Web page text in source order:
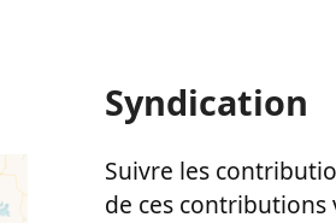
Syndication
Suivre les
de ces